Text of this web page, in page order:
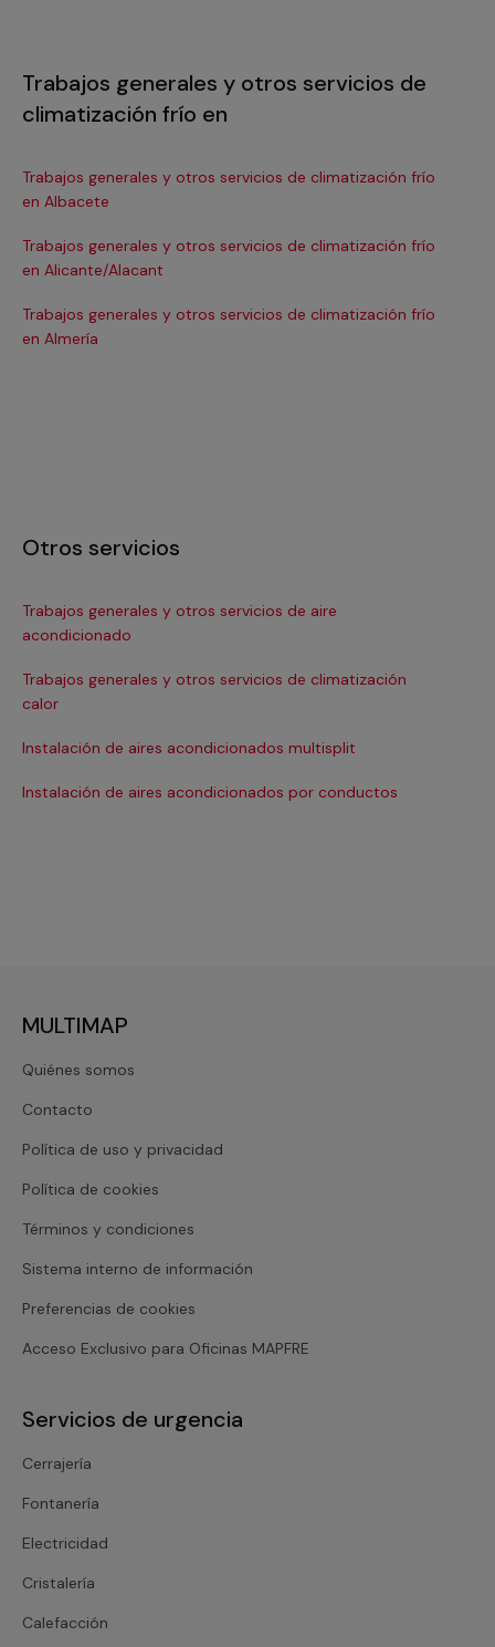
Trabajos generales y otros servicios de
climatización frío en
Trabajos generales y otros servicios de climatización frío
en Albacete
Trabajos generales y otros servicios de climatización frío
en Alicante/Alacant
Trabajos generales y otros servicios de climatización frío
en Almería
Otros servicios
Trabajos generales y otros servicios de aire
acondicionado
Trabajos generales y otros servicios de climatización
calor
Instalación de aires acondicionados multisplit
Instalación de aires acondicionados por conductos
MULTIMAP
Quiénes somos
Contacto
Política de uso y privacidad
Política de cookies
Términos y condiciones
Sistema interno de información
Preferencias de cookies
Acceso Exclusivo para Oficinas MAPFRE
Servicios de urgencia
Cerrajería
Fontanería
Electricidad
Cristalería
Calefacción